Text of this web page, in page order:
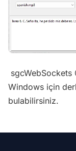
sgcWebSockets
Windows için
bulabilirsiniz.